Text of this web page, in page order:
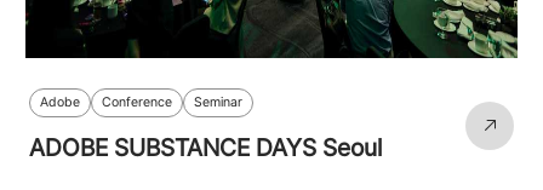
Adobe Conference Seminar
ADOBE SUBSTANCE DAYS Seoul